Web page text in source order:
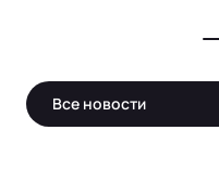
Все новости